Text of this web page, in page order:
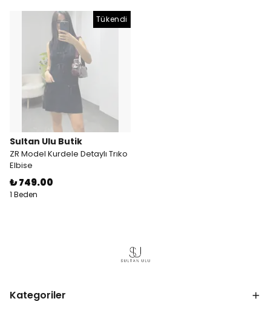
Tükendi
Sultan Ulu Butik
ZR Model Kurdele Detaylı Trıko
Elbise
₺ 749.00
1 Beden
Kategoriler